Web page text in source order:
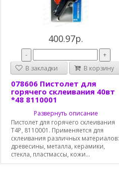
400.97р.
-
+
В закладки
В корзину
078606 Пистолет для
горячего склеивания 40вт
*48 8110001
Развернуть описание
Пистолет для горячего склеивания
T4P, 8110001. Применяется для
склеивания различных материалов:
древесины, металла, керамики,
стекла, пластмассы, кожи...